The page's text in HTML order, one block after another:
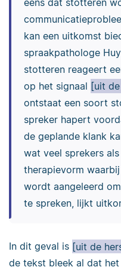
kan een uitkomst
spraakpathologe
stotteren reageert
op het signaal [uit
ontstaat een soort
spreker hapert
de geplande klank
wat veel sprekers
therapievorm
wordt aangeleerd
te spreken, lijkt
In dit geval is [uit de
de tekst bleek al dat